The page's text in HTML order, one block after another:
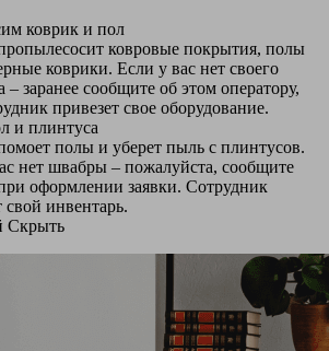
коврик и пол
ковровые покрытия, полы
коврики. Если у вас нет своего
– заранее сообщите об этом оператору,
привезет свое оборудование.
и плинтуса
полы и уберет пыль с плинтусов.
нет швабры – пожалуйста, сообщите
оформлении заявки. Сотрудник
свой инвентарь.
Скрыть